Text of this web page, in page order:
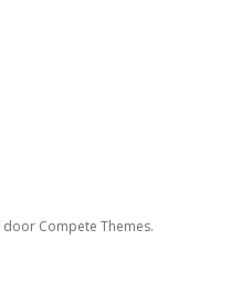
door Compete Themes.